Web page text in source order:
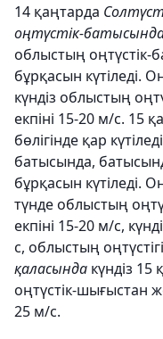
14 қаңтарда
оңтүстік-
облыстың оңтүстік-
бұрқасын күтіледі.
күндіз облыстың
екпіні 15-20 м/с. 15
бөлігінде қар
батысында,
бұрқасын күтіледі.
түнде облыстың
екпіні 15-20 м/с,
с, облыстың
қаласында күндіз 15
оңтүстік-шығыстан
25 м/с.